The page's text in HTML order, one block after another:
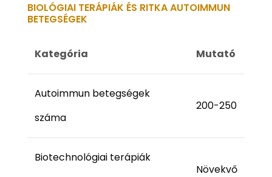
BIOLÓGIAI TERÁPIÁK ÉS RITKA AUTOIMMUN
BETEGSÉGEK
Kategória Mutató
Autoimmun betegségek
száma
200-250
Biotechnológiai terápiák
Növekvő